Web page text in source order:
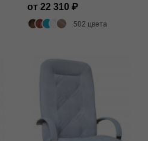
от 22 310
502 цвета